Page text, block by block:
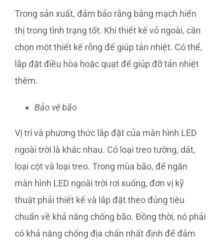
Trong sản xuất, đảm bảo rằng bảng mạch hiển
thị trong tình trạng tốt. Khi thiết kế vỏ ngoài, cần
chọn một thiết kế rỗng để giúp tản nhiệt. Có thể,
lắp đặt điều hòa hoặc quạt để giúp đỡ tản nhiệt
thêm.
Bảo vệ bão
Vị trí và phương thức lắp đặt của màn hình LED
ngoài trời là khác nhau. Có loại treo tường, dát,
loại cột và loại treo. Trong mùa bão, để ngăn
màn hình LED ngoài trời rơi xuống, đơn vị kỹ
thuật phải thiết kế và lắp đặt theo đúng tiêu
chuẩn về khả năng chống bão. Đồng thời, nó phải
có khả năng chống địa chấn nhất định để đảm